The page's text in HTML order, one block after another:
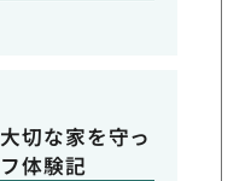
切な家を守っ
体験記